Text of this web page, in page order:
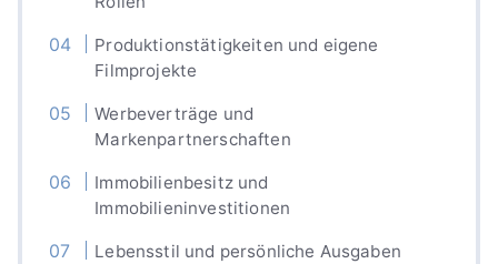
Produktionstätigkeiten und eigene
Filmprojekte
Werbeverträge und
Markenpartnerschaften
Immobilienbesitz und
Immobilieninvestitionen
Lebensstil und persönliche Ausgaben